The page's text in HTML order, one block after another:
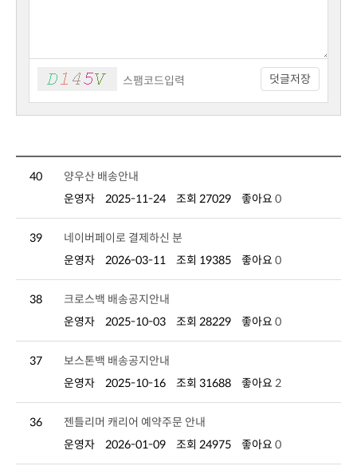
덧글저장
40
양우산 배송안내
운영자
2025-11-24 조회 27029 좋아요 0
39
네이버페이로 결제하신 분
운영자
2026-03-11 조회 19385 좋아요 0
38
크로스백 배송공지안내
운영자
2025-10-03 조회 28229 좋아요 0
37
보스톤백 배송공지안내
운영자
2025-10-16 조회 31688 좋아요 2
36
젠틀리머 캐리어 예약주문 안내
운영자
2026-01-09 조회 24975 좋아요 0